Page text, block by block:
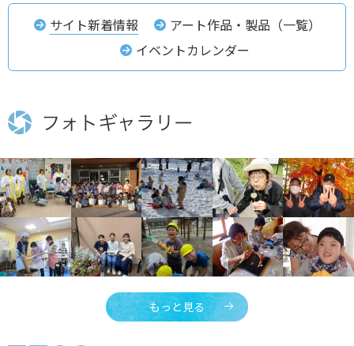
サイト新着情報
アート作品・製品（一覧）
イベントカレンダー
もっと見る